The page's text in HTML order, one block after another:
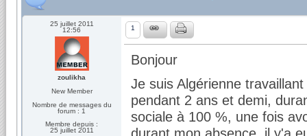
25 juillet 2011
12:56
zoulikha
New Member
Nombre de messages du
forum : 1
Membre depuis :
25 juillet 2011
1
Bonjour
Je suis Algérienne
pendant 2 ans et demi,
sociale à 100 %, une fois
durant mon absence, il y'a